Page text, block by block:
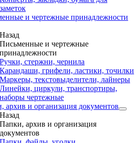
заметок
и чертежные принадлежности
Назад
Письменные и чертежные
принадлежности
Ручки, стержни, чернила
Карандаши, грифели, ластики, точилки
Маркеры, текстовыделители, лайнеры
Линейки, циркули, транспортиры,
наборы чертежные
архив и организация документов
Назад
Папки, архив и организация
документов